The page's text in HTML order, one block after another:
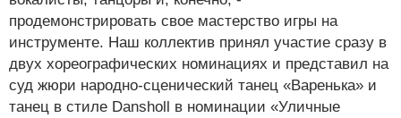
продемонстрировать свое мастерство игры на
инструменте. Наш коллектив принял участие сразу в
двух хореографических номинациях и представил на
суд жюри народно-сценический танец «Варенька» и
танец в стиле Dansholl в номинации «Уличные